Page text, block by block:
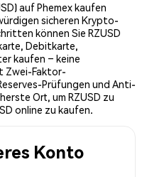
auf Phemex kaufen
sicheren Krypto-
können Sie RZUSD
Debitkarte,
kaufen – keine
Zwei-Faktor-
Prüfungen und Anti-
Ort, um RZUSD zu
online zu kaufen.
Konto